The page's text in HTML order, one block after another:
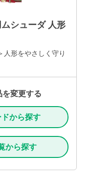
シューダ 人形
人形をやさしく守り
を変更する
から探す
から探す